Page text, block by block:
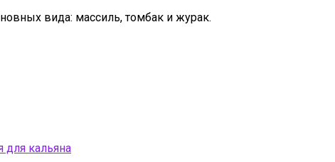
вида: массиль, томбак и журак.
для кальяна